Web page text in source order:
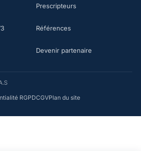
Prescripteurs
Références
Devenir partenaire
RGPDCGVPlan du site